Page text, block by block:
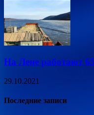
На Лене работают
29.10.2021
Последние записи